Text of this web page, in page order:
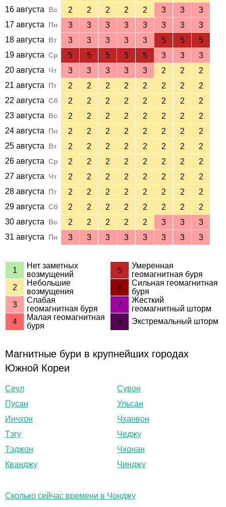
16 августа
Вс 2 2 2 2 2 3 3
3
17 августа
Пн 3 3 3 3 3 3 3
3
18 августа
Вт 3 3 3 3 3 5 5
5
19 августа Ср 5 5 5 5 5 3 3
3
20 августа Чт 3 3 3 3 3 2 2
2
21 августа
Пт 2 2 2 2 2 2 2
2
22 августа Сб 2 2 2 2 2 2 2
2
23 августа
Вс 2 2 2 2 2 2 2
2
24 августа
Пн 2 2 2 2 2 2 2
2
25 августа
Вт 2 2 2 2 2 2 2
2
26 августа Ср 2 2 2 2 2 2 2
2
27 августа Чт 2 2 2 2 2 2 2
2
28 августа
Пт 2 2 2 2 2 2 2
2
29 августа Сб 2 2 2 2 2 2 2
2
30 августа
Вс 2 2 2 2 2 3 3
3
31 августа
Пн 3 3 3 3 3 3 3 3
1
Нет заметных
возмущений
5
Умеренная
геомагнитная буря
2
Небольшие
возмущения
6
Сильная геомагнитная
буря
3
Слабая
геомагнитная буря
7
Жесткий
геомагнитный шторм
4
Малая геомагнитная
буря
8 Экстремальный шторм
Магнитные бури в крупнейших городах
Южной Кореи
Сеул
Пусан
Инчхон
Тэгу
Тэджон
Кванджу
Сувон
Ульсан
Чханвон
Чеджу
Чхонан
Чинджу
Сколько сейчас времени в Чонджу